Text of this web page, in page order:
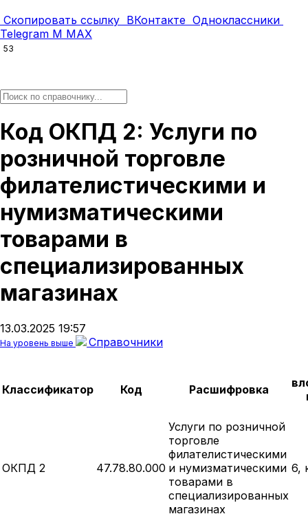
Скопировать ссылку ВКонтакте Одноклассники
Telegram M MAX
53
Код ОКПД 2: Услуги по
розничной торговле
филателистическими и
нумизматическими
товарами в
специализированных
магазинах
13.03.2025 19:57
На уровень выше Справочники
Классификатор Код Расшифровка
ОКПД 2 47.78.80.000
Услуги по розничной
торговле
филателистическими
и нумизматическими
товарами в
специализированных
магазинах
6,